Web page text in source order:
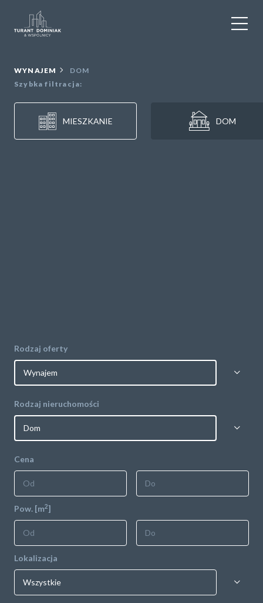
SPRZEDAŻ
OBIEKTY KOMERCYJNE
WYNAJEM
DOM
Szybka filtracja:
MIESZKANIE DOM
Rodzaj oferty
Rodzaj nieruchomości
Cena
Pow. [m2]
Lokalizacja